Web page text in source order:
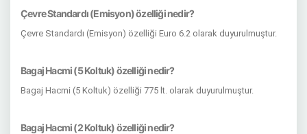
Çevre Standardı (Emisyon) özelliği nedir?
Çevre Standardı (Emisyon) özelliği Euro 6.2 olarak duyurulmuştur.
Bagaj Hacmi (5 Koltuk) özelliği nedir?
Bagaj Hacmi (5 Koltuk) özelliği 775 lt. olarak duyurulmuştur.
Bagaj Hacmi (2 Koltuk) özelliği nedir?